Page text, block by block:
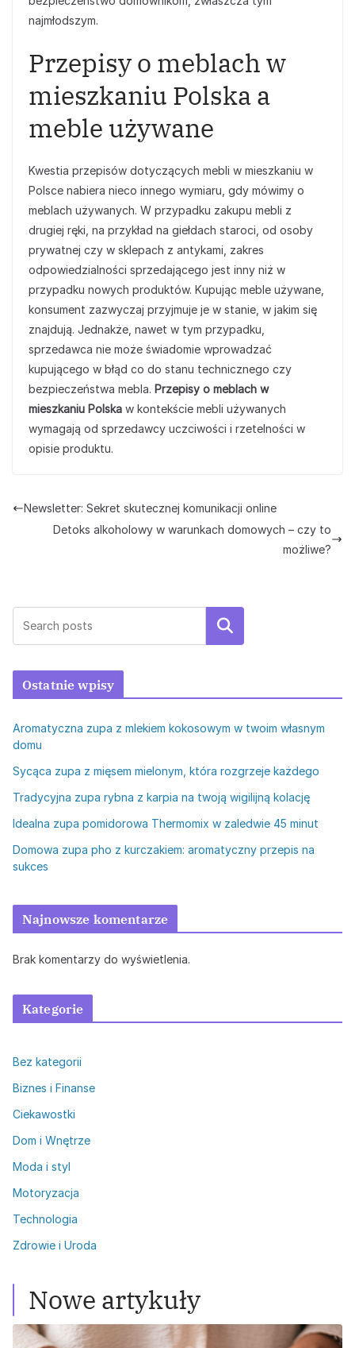
najmłodszym.
Przepisy o meblach w
mieszkaniu Polska a
meble używane
Kwestia przepisów dotyczących mebli w mieszkaniu w
Polsce nabiera nieco innego wymiaru, gdy mówimy o
meblach używanych. W przypadku zakupu mebli z
drugiej ręki, na przykład na giełdach staroci, od osoby
prywatnej czy w sklepach z antykami, zakres
odpowiedzialności sprzedającego jest inny niż w
przypadku nowych produktów. Kupując meble używane,
konsument zazwyczaj przyjmuje je w stanie, w jakim się
znajdują. Jednakże, nawet w tym przypadku,
sprzedawca nie może świadomie wprowadzać
kupującego w błąd co do stanu technicznego czy
bezpieczeństwa mebla. Przepisy o meblach w
mieszkaniu Polska w kontekście mebli używanych
wymagają od sprzedawcy uczciwości i rzetelności w
opisie produktu.
Newsletter: Sekret skutecznej komunikacji online
Detoks alkoholowy w warunkach domowych – czy to
możliwe?
Szukaj
Ostatnie wpisy
Aromatyczna zupa z mlekiem kokosowym w twoim własnym
domu
Sycąca zupa z mięsem mielonym, która rozgrzeje każdego
Tradycyjna zupa rybna z karpia na twoją wigilijną kolację
Idealna zupa pomidorowa Thermomix w zaledwie 45 minut
Domowa zupa pho z kurczakiem: aromatyczny przepis na
sukces
Najnowsze komentarze
Brak komentarzy do wyświetlenia.
Kategorie
Bez kategorii
Biznes i Finanse
Ciekawostki
Dom i Wnętrze
Moda i styl
Motoryzacja
Technologia
Zdrowie i Uroda
Nowe artykuły